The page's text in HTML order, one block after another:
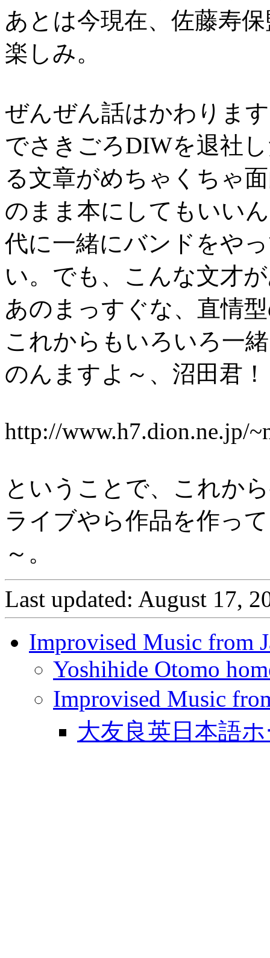
あとは今現在、佐藤寿
楽しみ。
ぜんぜん話はかわりま
でさきごろDIWを退社
る文章がめちゃくちゃ
のまま本にしてもいい
代に一緒にバンドをや
い。でも、こんな文才
あのまっすぐな、直情
これからもいろいろ一
のんますよ～、沼田君！
http://www.h7.dion.ne.jp/
ということで、これか
ライブやら作品を作っ
～。
Last updated: August 17,
Improvised Music from
Yoshihide Otomo
Improvised Music
大友良英日本語